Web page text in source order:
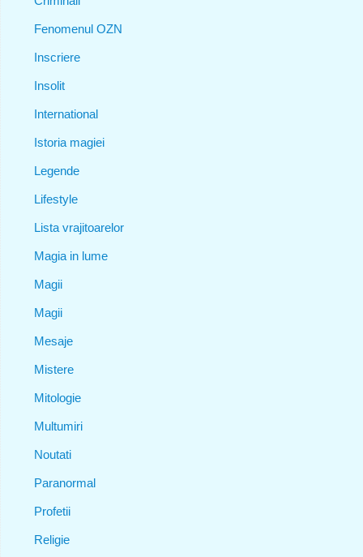
Fenomenul OZN
Inscriere
Insolit
International
Istoria magiei
Legende
Lifestyle
Lista vrajitoarelor
Magia in lume
Magii
Magii
Mesaje
Mistere
Mitologie
Multumiri
Noutati
Paranormal
Profetii
Religie